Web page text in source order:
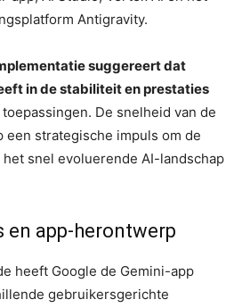
Antigravity.
suggereert dat
in de stabiliteit en prestaties
De snelheid van de
een strategische impuls om de
snel evoluerende AI-landschap
en app-herontwerp
heeft Google de Gemini-app
gebruikersgerichte